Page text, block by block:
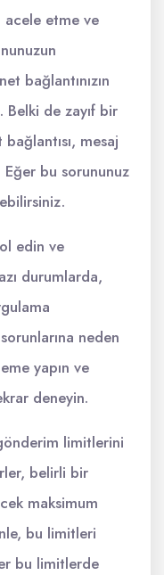
etme ve
bağlantınızın
de zayıf bir
mesaj
bu sorununuz
edin ve
durumlarda,
neden
yapın ve
deneyin.
limitlerini
belirli bir
maksimum
bu limitleri
bu limitlerde